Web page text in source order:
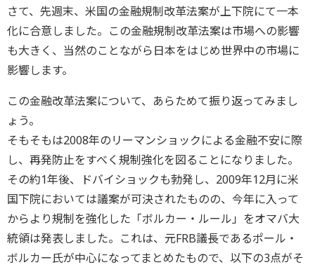
さて、先週末、米国の金融規制改革法案が上下院にて一本
化に合意しました。この金融規制改革法案は市場への影響
も大きく、当然のことながら日本をはじめ世界中の市場に
影響します。
この金融改革法案について、あらためて振り返ってみまし
ょう。
そもそもは2008年のリーマンショックによる金融不安に際
し、再発防止をすべく規制強化を図ることになりました。
その約1年後、ドバイショックも勃発し、2009年12月に米
国下院においては議案が可決されたものの、今年に入って
からより規制を強化した「ボルカー・ルール」をオマバ大
統領は発表しました。これは、元FRB議長であるポール・
ボルカー氏が中心になってまとめたもので、以下の3点がそ